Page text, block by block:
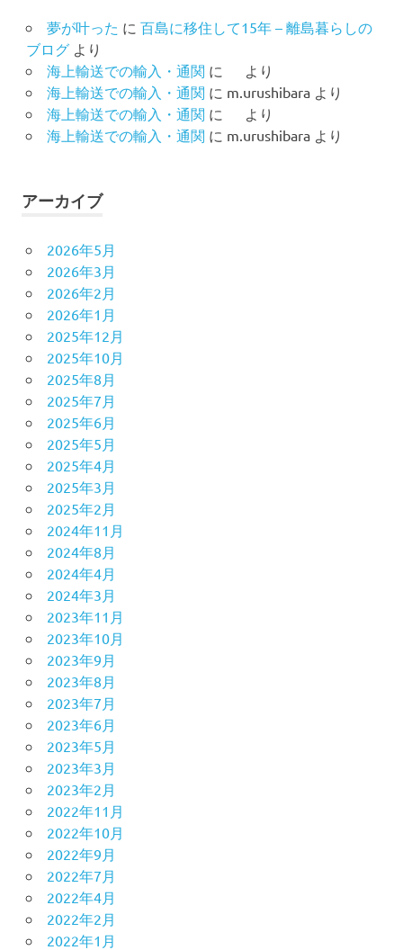
夢が叶った に 百島に移住して15年 – 離島暮らしの
ブログより
海上輸送での輸入・通関 に
より
海上輸送での輸入・通関 に m.urushibaraより
海上輸送での輸入・通関 に
より
海上輸送での輸入・通関 に m.urushibaraより
アーカイブ
2026年5月
2026年3月
2026年2月
2026年1月
2025年12月
2025年10月
2025年8月
2025年7月
2025年6月
2025年5月
2025年4月
2025年3月
2025年2月
2024年11月
2024年8月
2024年4月
2024年3月
2023年11月
2023年10月
2023年9月
2023年8月
2023年7月
2023年6月
2023年5月
2023年3月
2023年2月
2022年11月
2022年10月
2022年9月
2022年7月
2022年4月
2022年2月
2022年1月